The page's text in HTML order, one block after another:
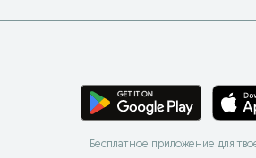
Бесплатное приложение для